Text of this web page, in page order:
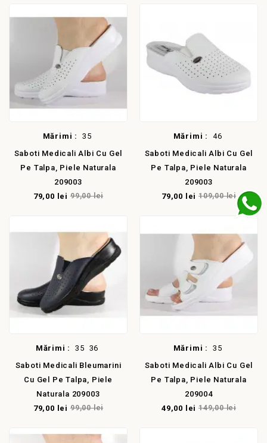
Mărimi :
35
Saboti Medicali Albi Cu Gel
Pe Talpa, Piele Naturala
209003
79,00 lei 99,00 lei
Mărimi :
46
Saboti Medicali Albi Cu Gel
Pe Talpa, Piele Naturala
209003
79,00 lei 109,00 lei
Mărimi : 35 36
Saboti Medicali Bleumarini
Cu Gel Pe Talpa, Piele
Naturala 209003
79,00 lei 99,00 lei
LA REDUCERE!
Mărimi :
35
Saboti Medicali Albi Cu Gel
Pe Talpa, Piele Naturala
209004
49,00 lei 149,00 lei